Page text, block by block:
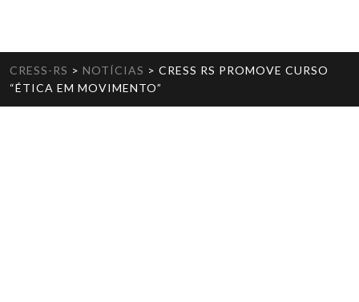
CRESS-RS > NOTÍCIAS > CRESS RS PROMOVE CURSO
“ÉTICA EM MOVIMENTO”